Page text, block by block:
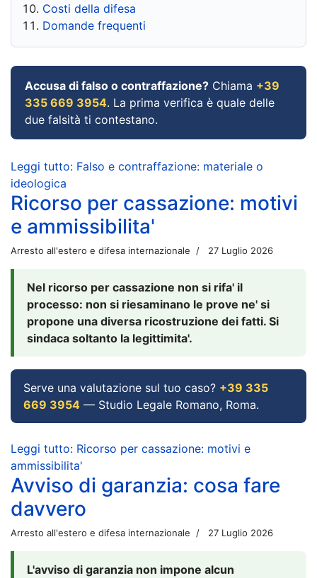
Costi della difesa
Domande frequenti
Accusa di falso o contraffazione? Chiama +39
335 669 3954. La prima verifica è quale delle
due falsità ti contestano.
Leggi tutto: Falso e contraffazione: materiale o
ideologica
Ricorso per cassazione: motivi
e ammissibilita'
Arresto all'estero e difesa internazionale 27 Luglio 2026
Nel ricorso per cassazione non si rifa' il
processo: non si riesaminano le prove ne' si
propone una diversa ricostruzione dei fatti. Si
sindaca soltanto la legittimita'.
Serve una valutazione sul tuo caso? +39 335
669 3954 — Studio Legale Romano, Roma.
Leggi tutto: Ricorso per cassazione: motivi e
ammissibilita'
Avviso di garanzia: cosa fare
davvero
Arresto all'estero e difesa internazionale 27 Luglio 2026
L'avviso di garanzia non impone alcun